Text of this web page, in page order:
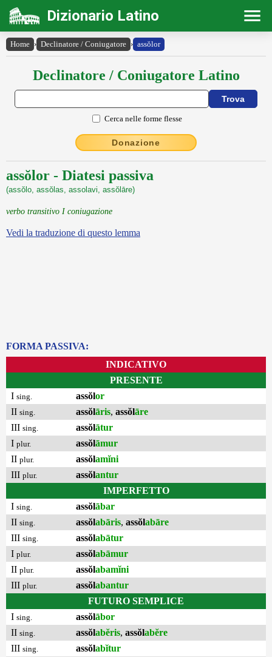
Dizionario Latino
Home › Declinatore / Coniugatore › assŏlor
Declinatore / Coniugatore Latino
Cerca nelle forme flesse
Donazione
assŏlor - Diatesi passiva
(assŏlo, assŏlas, assolavi, assŏlāre)
verbo transitivo I coniugazione
Vedi la traduzione di questo lemma
FORMA PASSIVA:
INDICATIVO
PRESENTE
I sing. assŏlor
II sing. assŏlāris, assŏlāre
III sing. assŏlātur
I plur. assŏlāmur
II plur. assŏlamĭni
III plur. assŏlantur
IMPERFETTO
I sing. assŏlābar
II sing. assŏlabāris, assŏlabāre
III sing. assŏlabātur
I plur. assŏlabāmur
II plur. assŏlabamĭni
III plur. assŏlabantur
FUTURO SEMPLICE
I sing. assŏlābor
II sing. assŏlabĕris, assŏlabĕre
III sing. assŏlabĭtur